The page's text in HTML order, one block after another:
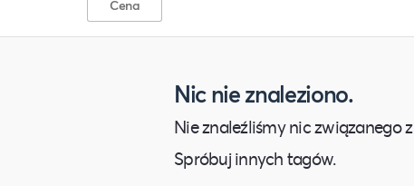
Cena
Nic nie znaleziono.
Nie znaleźliśmy nic związanego z
Spróbuj innych tagów.